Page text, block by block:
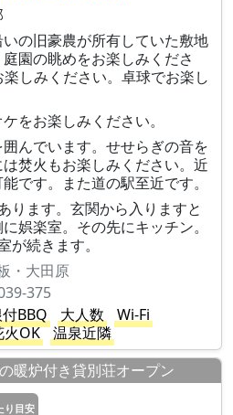
の旧豪農が所有していた敷地
園の眺めをお楽しみくださ
しみください。卓球でお楽し
をお楽しみください。
んでいます。せせらぎの音を
焚火もお楽しみください。近
です。また道の駅至近です。
ります。玄関から入りますと
娯楽室。その先にキッチン。
が続きます。
・大田原
375
BBQ 大人数
Wi-Fi
火OK
温泉近隣
暖炉付き貸別荘オープン
り目安